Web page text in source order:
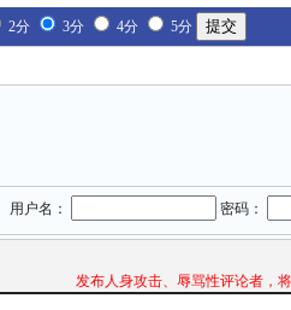
2分 3分 4分 5分
用户名： 密码：
发布人身攻击、辱骂性评论者，